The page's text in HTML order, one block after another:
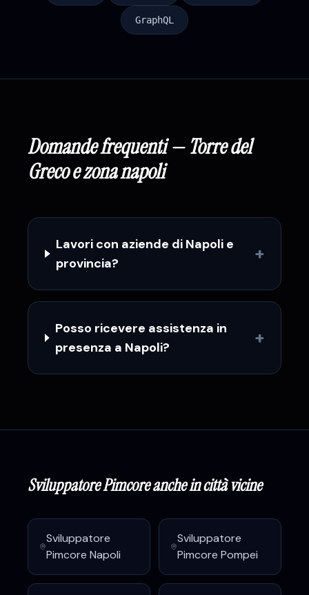
GraphQL
Domande frequenti —Torre del
Grecoe zonanapoli
Lavori con aziende di Napoli e
provincia?
+
Posso ricevere assistenza in
presenza a Napoli?
+
Sviluppatore Pimcoreanche in città vicine
Sviluppatore
Pimcore Napoli
Sviluppatore
Pimcore Pompei